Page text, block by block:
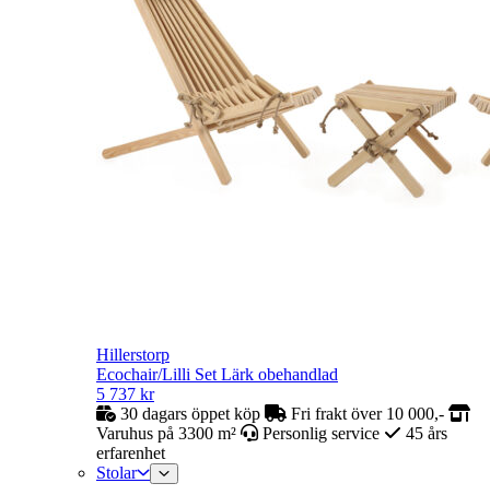
Hillerstorp
Ecochair/Lilli Set Lärk obehandlad
5 737 kr
30 dagars öppet köp
Fri frakt över 10 000,-
Varuhus på 3300 m²
Personlig service
45 års
erfarenhet
Stolar